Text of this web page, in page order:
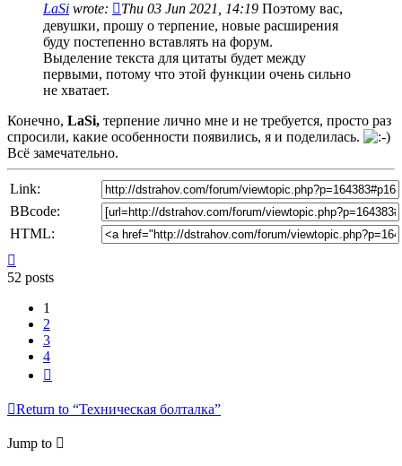
LaSi wrote: Thu 03 Jun 2021, 14:19 Поэтому вас,
девушки, прошу о терпение, новые расширения
буду постепенно вставлять на форум.
Выделение текста для цитаты будет между
первыми, потому что этой функции очень сильно
не хватает.
Конечно, LaSi, терпение лично мне и не требуется, просто раз
спросили, какие особенности появились, я и поделилась.
Всё замечательно.
Link:
BBcode:
HTML:
52 posts
1
2
3
4
Return to “Техническая болталка”
Jump to